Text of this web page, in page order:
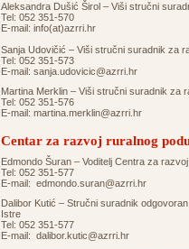
Aleksandra Dušić Širol – Viši stručni
Tel: 052 351-570
E-mail: info(at)azrri.hr
Sanja Udovičić – Viši stručni suradnik za
Tel: 052 351-573
E-mail: sanja.udovicic@azrri.hr
Martina Merklin – Viši stručni suradnik za
Tel: 052 351-576
E-mail: martina.merklin@azrri.hr
Centar za razvoj ruralnog
Edmondo Šuran – Voditelj Centra za
Tel: 052 351-577
E-mail: edmondo.suran@azrri.hr
Dalibor Kutić – Stručni suradnik
Istre
Tel: 052 351-577
E-mail: dalibor.kutic@azrri.hr